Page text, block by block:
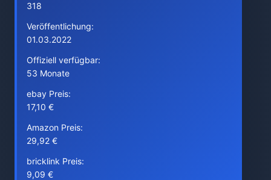
318
Veröffentlichung:
01.03.2022
Offiziell verfügbar:
53 Monate
ebay Preis:
17,10 €
Amazon Preis:
29,92 €
bricklink Preis:
9,09 €